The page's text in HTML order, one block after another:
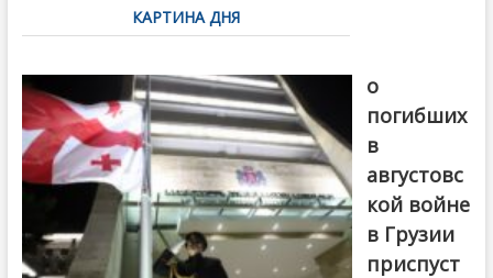
звонкаКАРТИНА ДНЯ
о
погибших
в
августовс
кой войне
в Грузии
приспуст